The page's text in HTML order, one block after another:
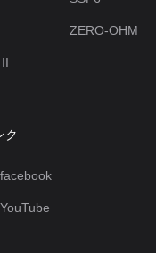
ZERO-OHM
ク
facebook
YouTube